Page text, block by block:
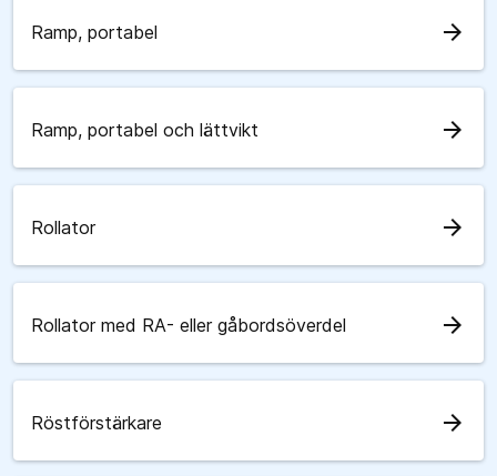
Ramp, portabel arrow_forward
Ramp, portabel och lättvikt arrow_forward
Rollator arrow_forward
Rollator med RA- eller gåbordsöverdel arrow_forward
Röstförstärkare arrow_forward